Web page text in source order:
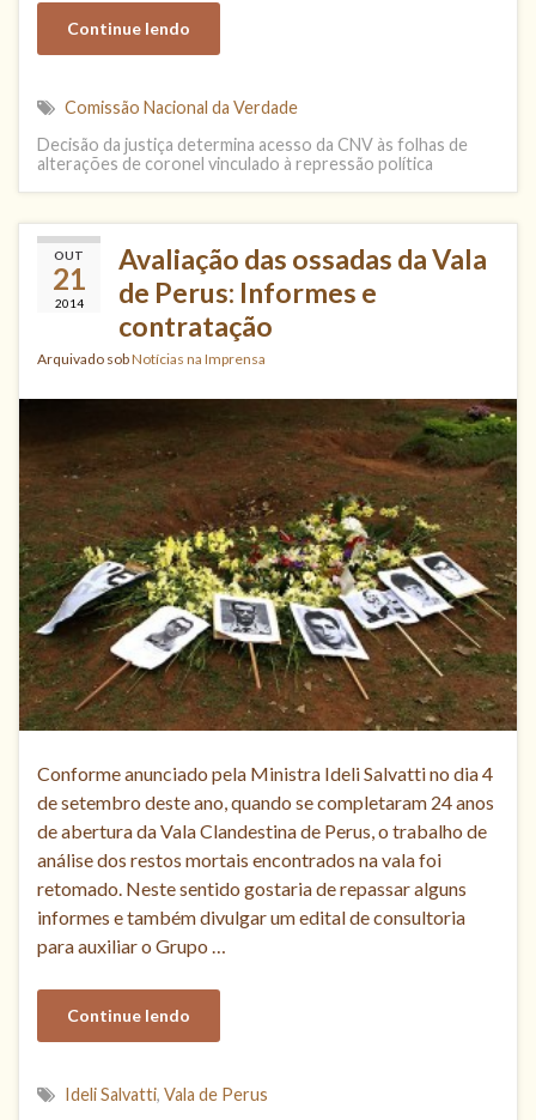
Continue lendo
Comissão Nacional da Verdade
Decisão da justiça determina acesso da CNV às folhas de
alterações de coronel vinculado à repressão política
OUT
21
2014
Avaliação das ossadas da Vala
de Perus: Informes e
contratação
Arquivado sobNotícias na Imprensa
Conforme anunciado pela Ministra Ideli Salvatti no dia 4
de setembro deste ano, quando se completaram 24 anos
de abertura da Vala Clandestina de Perus, o trabalho de
análise dos restos mortais encontrados na vala foi
retomado. Neste sentido gostaria de repassar alguns
informes e também divulgar um edital de consultoria
para auxiliar o Grupo …
Continue lendo
Ideli Salvatti, Vala de Perus